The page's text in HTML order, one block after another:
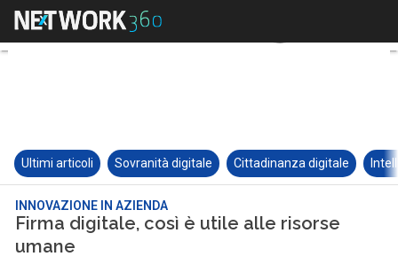
Ultimi articoli Sovranità digitale Cittadinanza digitale
INNOVAZIONE IN AZIENDA
Firma digitale, così è utile alle risorse
umane